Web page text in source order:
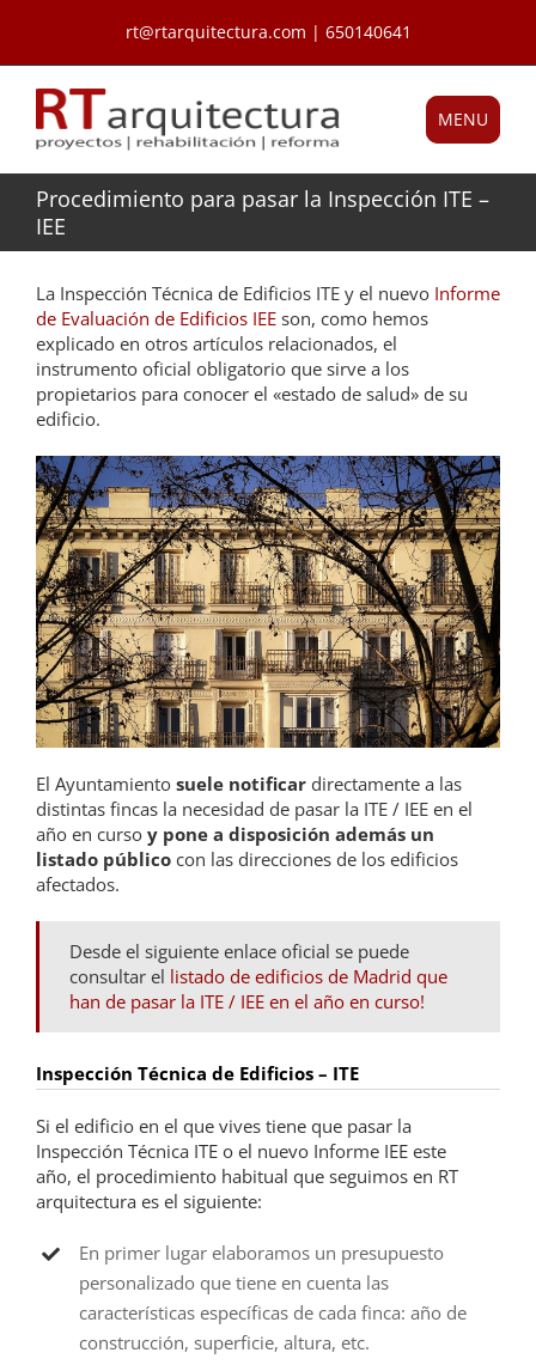
contenido
rt@rtarquitectura.com | 650140641
MENU
Procedimiento para pasar la Inspección ITE –
IEE
La Inspección Técnica de Edificios ITE y el nuevo Informe
de Evaluación de Edificios IEEson, como hemos
explicado en otros artículos relacionados, el
instrumento oficial obligatorio que sirve a los
propietarios para conocer el «estado de salud» de su
edificio.
El Ayuntamiento suele notificardirectamente a las
distintas fincas la necesidad de pasar la ITE / IEE en el
año en curso y pone a disposición además un
listado públicocon las direcciones de los edificios
afectados.
Desde el siguiente enlace oficial se puede
consultar el listado de edificios de Madrid que
han de pasar la ITE / IEE en el año en curso!
Inspección Técnica de Edificios – ITE
Si el edificio en el que vives tiene que pasar la
Inspección Técnica ITE o el nuevo Informe IEE este
año, el procedimiento habitual que seguimos en RT
arquitectura es el siguiente:
En primer lugar elaboramos un presupuesto
personalizado que tiene en cuenta las
características específicas de cada finca: año de
construcción, superficie, altura, etc.